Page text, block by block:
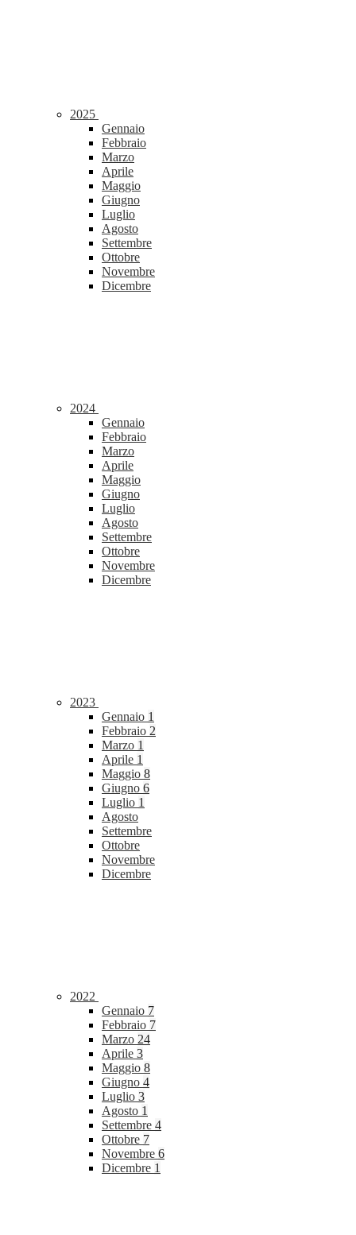
2025
Gennaio
Febbraio
Marzo
Aprile
Maggio
Giugno
Luglio
Agosto
Settembre
Ottobre
Novembre
Dicembre
2024
Gennaio
Febbraio
Marzo
Aprile
Maggio
Giugno
Luglio
Agosto
Settembre
Ottobre
Novembre
Dicembre
2023
Gennaio 1
Febbraio 2
Marzo 1
Aprile 1
Maggio 8
Giugno 6
Luglio 1
Agosto
Settembre
Ottobre
Novembre
Dicembre
2022
Gennaio 7
Febbraio 7
Marzo 24
Aprile 3
Maggio 8
Giugno 4
Luglio 3
Agosto 1
Settembre 4
Ottobre 7
Novembre 6
Dicembre 1